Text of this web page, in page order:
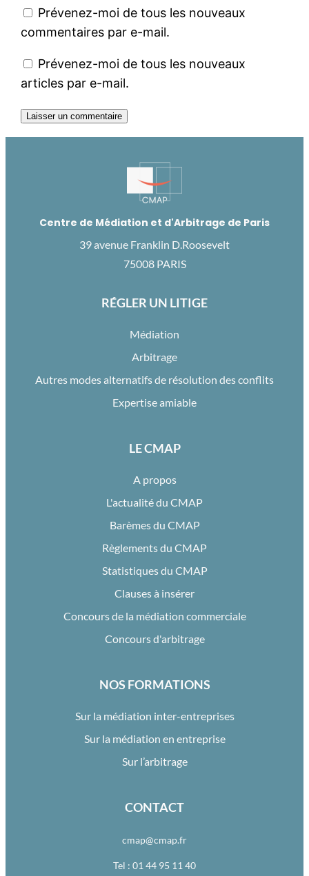
Prévenez-moi de tous les nouveaux
commentaires par e-mail.
Prévenez-moi de tous les nouveaux
articles par e-mail.
Centre de Médiation et d'Arbitrage de Paris
39 avenue Franklin D.Roosevelt
75008 PARIS
RÉGLER UN LITIGE
Médiation
Arbitrage
Autres modes alternatifs de résolution des conflits
Expertise amiable
LE CMAP
A propos
L'actualité du CMAP
Barèmes du CMAP
Règlements du CMAP
Statistiques du CMAP
Clauses à insérer
Concours de la médiation commerciale
Concours d'arbitrage
NOS FORMATIONS
Sur la médiation inter-entreprises
Sur la médiation en entreprise
Sur l’arbitrage
CONTACT
cmap@cmap.fr
Tel : 01 44 95 11 40